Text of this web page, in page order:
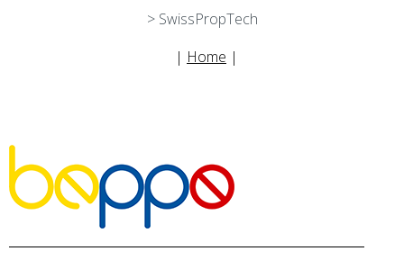
> SwissPropTech
| Home |